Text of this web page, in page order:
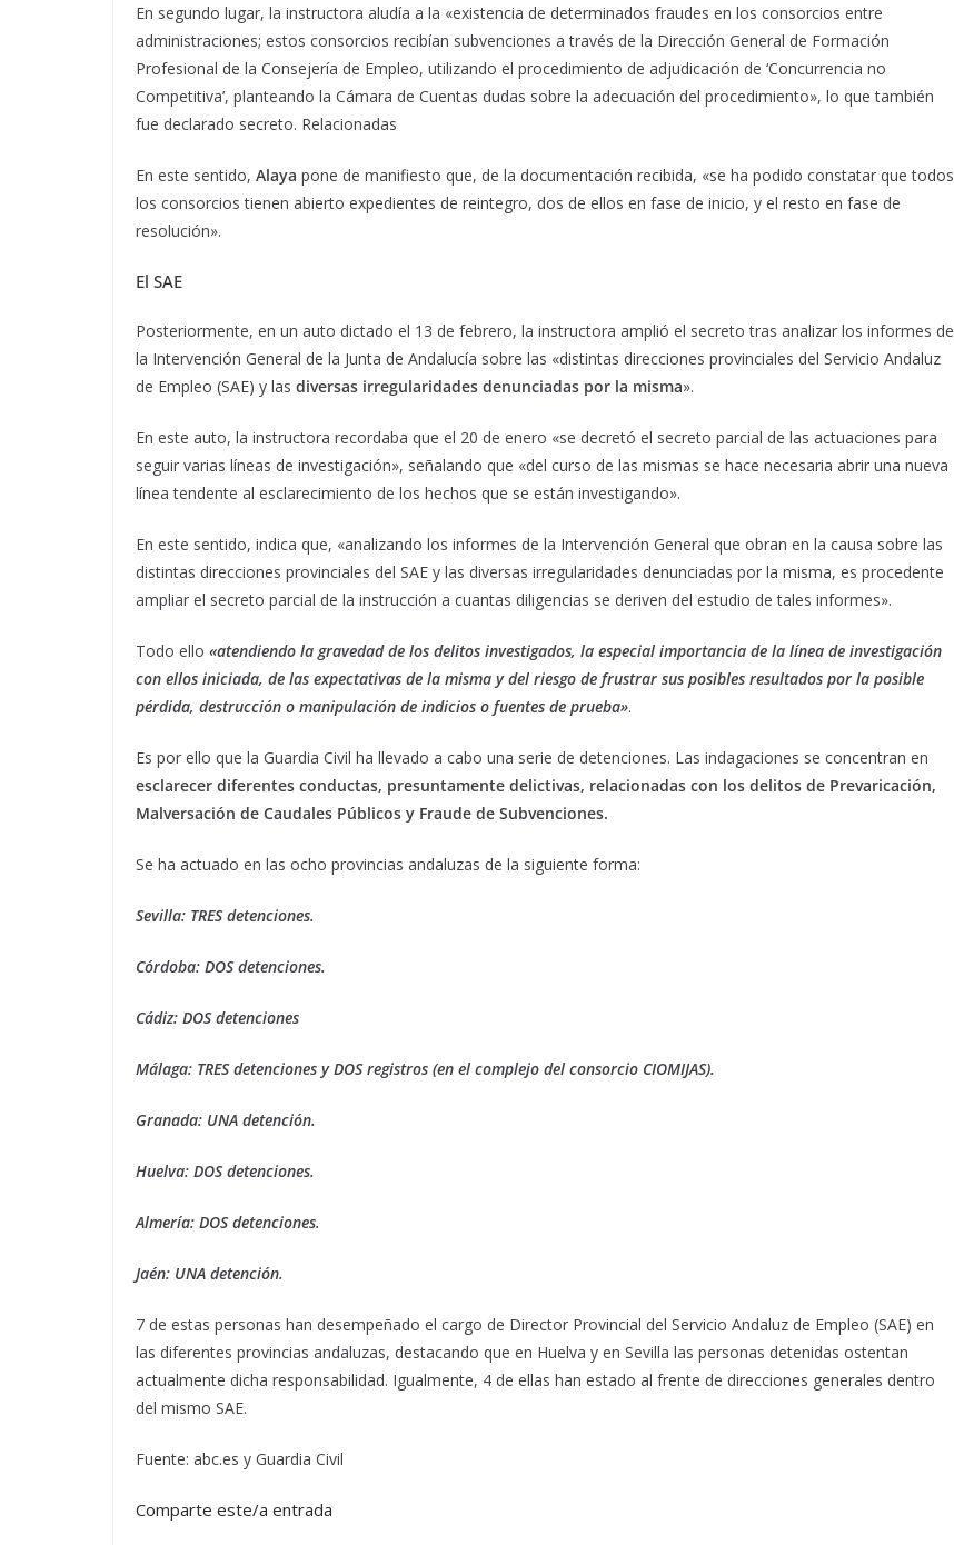
En segundo lugar, la instructora aludía a la «existencia de determinados fraudes en los consorcios entre
administraciones; estos consorcios recibían subvenciones a través de la Dirección General de Formación
Profesional de la Consejería de Empleo, utilizando el procedimiento de adjudicación de ‘Concurrencia no
Competitiva’, planteando la Cámara de Cuentas dudas sobre la adecuación del procedimiento», lo que también
fue declarado secreto. Relacionadas
En este sentido, Alaya pone de manifiesto que, de la documentación recibida, «se ha podido constatar que todos
los consorcios tienen abierto expedientes de reintegro, dos de ellos en fase de inicio, y el resto en fase de
resolución».
El SAE
Posteriormente, en un auto dictado el 13 de febrero, la instructora amplió el secreto tras analizar los informes de
la Intervención General de la Junta de Andalucía sobre las «distintas direcciones provinciales del Servicio Andaluz
de Empleo (SAE) y las diversas irregularidades denunciadas por la misma».
En este auto, la instructora recordaba que el 20 de enero «se decretó el secreto parcial de las actuaciones para
seguir varias líneas de investigación», señalando que «del curso de las mismas se hace necesaria abrir una nueva
línea tendente al esclarecimiento de los hechos que se están investigando».
En este sentido, indica que, «analizando los informes de la Intervención General que obran en la causa sobre las
distintas direcciones provinciales del SAE y las diversas irregularidades denunciadas por la misma, es procedente
ampliar el secreto parcial de la instrucción a cuantas diligencias se deriven del estudio de tales informes».
Todo ello «atendiendo la gravedad de los delitos investigados, la especial importancia de la línea de investigación
con ellos iniciada, de las expectativas de la misma y del riesgo de frustrar sus posibles resultados por la posible
pérdida, destrucción o manipulación de indicios o fuentes de prueba».
Es por ello que la Guardia Civil ha llevado a cabo una serie de detenciones. Las indagaciones se concentran en
esclarecer diferentes conductas, presuntamente delictivas, relacionadas con los delitos de Prevaricación,
Malversación de Caudales Públicos y Fraude de Subvenciones.
Se ha actuado en las ocho provincias andaluzas de la siguiente forma:
Sevilla: TRES detenciones.
Córdoba: DOS detenciones.
Cádiz: DOS detenciones
Málaga: TRES detenciones y DOS registros (en el complejo del consorcio CIOMIJAS).
Granada: UNA detención.
Huelva: DOS detenciones.
Almería: DOS detenciones.
Jaén: UNA detención.
7 de estas personas han desempeñado el cargo de Director Provincial del Servicio Andaluz de Empleo (SAE) en
las diferentes provincias andaluzas, destacando que en Huelva y en Sevilla las personas detenidas ostentan
actualmente dicha responsabilidad. Igualmente, 4 de ellas han estado al frente de direcciones generales dentro
del mismo SAE.
Fuente: abc.es y Guardia Civil
Comparte este/a entrada